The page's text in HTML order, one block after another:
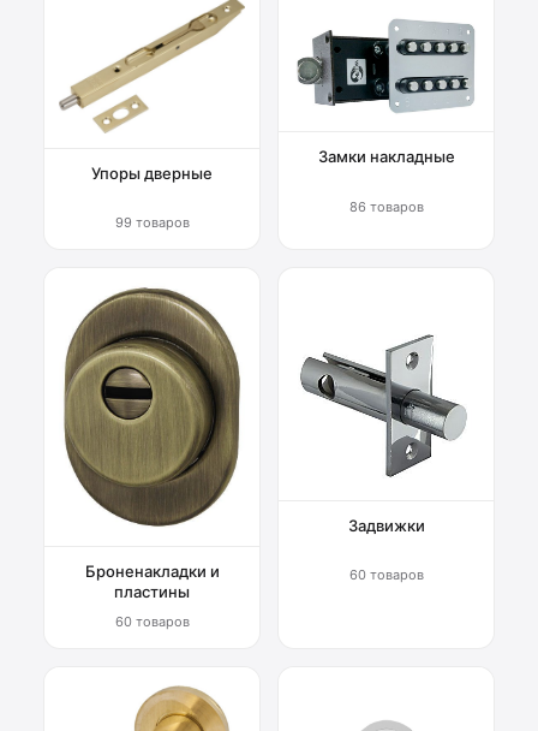
Упоры дверные
99 товаров
Замки накладные
86 товаров
Броненакладки и
пластины
60 товаров
Задвижки
60 товаров